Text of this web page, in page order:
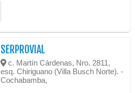
SERPROVIAL
c. Martín Cárdenas, Nro. 2811,
esq. Chiriguano (Villa Busch Norte). -
Cochabamba,